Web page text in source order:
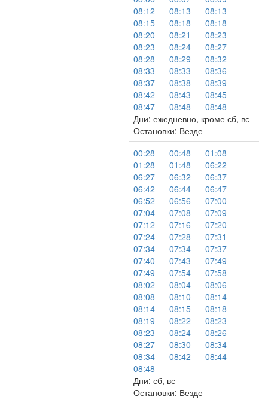
08:12
08:13
08:13
08:15
08:18
08:18
08:20
08:21
08:23
08:23
08:24
08:27
08:28
08:29
08:32
08:33
08:33
08:36
08:37
08:38
08:39
08:42
08:43
08:45
08:47
08:48
08:48
Дни: ежедневно, кроме сб, вс
Остановки: Везде
00:28
00:48
01:08
01:28
01:48
06:22
06:27
06:32
06:37
06:42
06:44
06:47
06:52
06:56
07:00
07:04
07:08
07:09
07:12
07:16
07:20
07:24
07:28
07:31
07:34
07:34
07:37
07:40
07:43
07:49
07:49
07:54
07:58
08:02
08:04
08:06
08:08
08:10
08:14
08:14
08:15
08:18
08:19
08:22
08:23
08:23
08:24
08:26
08:27
08:30
08:34
08:34
08:42
08:44
08:48
Дни: сб, вс
Остановки: Везде